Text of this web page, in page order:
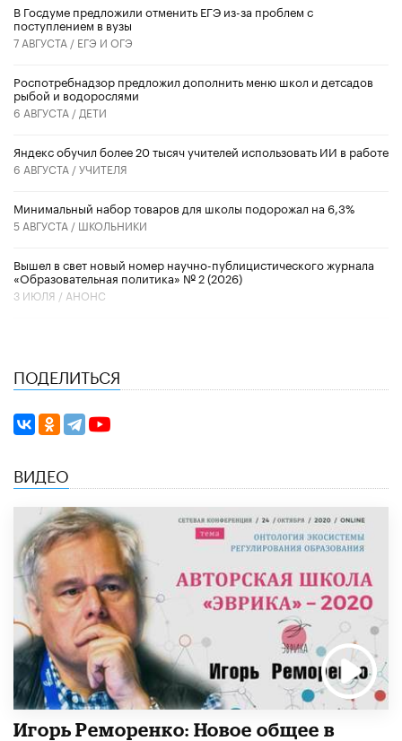
В Госдуме предложили отменить ЕГЭ из-за проблем с
поступлением в вузы
7 АВГУСТА / ЕГЭ И ОГЭ
Роспотребнадзор предложил дополнить меню школ и детсадов
рыбой и водорослями
6 АВГУСТА / ДЕТИ
​Яндекс обучил более 20 тысяч учителей использовать ИИ в работе
6 АВГУСТА /УЧИТЕЛЯ
Минимальный набор товаров для школы подорожал на 6,3%
5 АВГУСТА / ШКОЛЬНИКИ
Вышел в свет новый номер научно-публицистического журнала
«Образовательная политика» № 2 (2026)
3 ИЮЛЯ / АНОНС
ПОДЕЛИТЬСЯ
ВИДЕО
Игорь Реморенко: Новое общее в